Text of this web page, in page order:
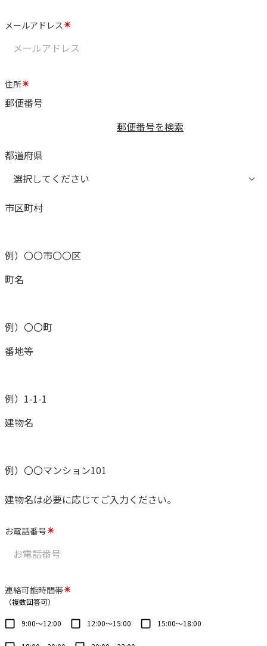
メールアドレス
住所
郵便番号
郵便番号を検索
都道府県
市区町村
例）〇〇市〇〇区
町名
例）〇〇町
番地等
例）1-1-1
建物名
例）〇〇マンション101
建物名は必要に応じてご入力ください。
お電話番号
連絡可能時間帯
（複数回答可）
9:00～12:00 12:00～15:00 15:00～18:00